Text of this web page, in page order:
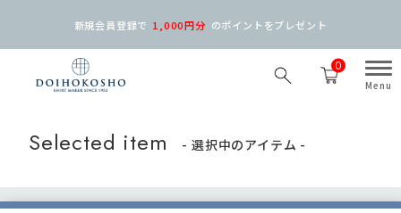
0
新規会員登録で 1,000円分 のポイントをプレゼント
Selected item - 選択中のアイテム -